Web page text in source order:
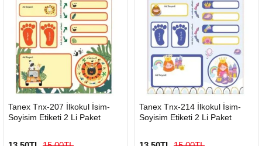
GÖNDERİ
Tanex Tnx-207 İlkokul İsim-
Soyisim Etiketi 2 Li Paket
GÖNDERİ
Tanex Tnx-214 İlkokul İsim-
Soyisim Etiketi 2 Li Paket